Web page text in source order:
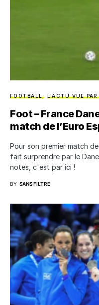
FOOTBALL L'ACTU VUE PAR
Foot – France
match de l’Euro
Pour son premier match
fait surprendre par le
notes, c'est par ici !
BY SANS FILTRE